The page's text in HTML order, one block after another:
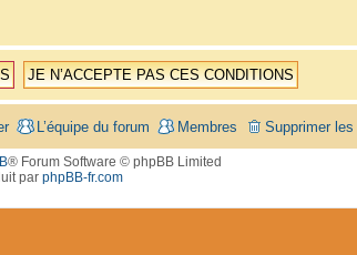
Supprimer
Membres
L’équipe du forum
® Forum Software © phpBB Limited
par phpBB-fr.com